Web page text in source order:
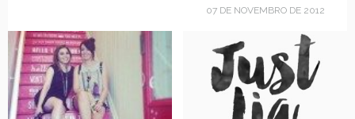
07 DE NOVEMBRO DE 2012